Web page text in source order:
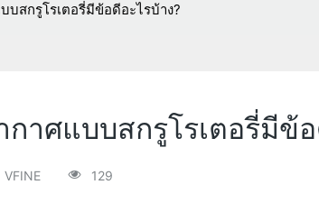
บสกรูโรเตอรี่มีข้อดีอะไรบ้าง?
กาศแบบสกรูโรเตอรี่มีข้
VFINE 129